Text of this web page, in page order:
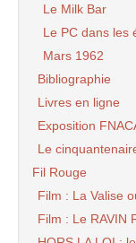
Le Milk Bar
Le PC dans les
Mars 1962
Bibliographie
Livres en ligne
Exposition
Le
Fil Rouge
Film : La Valise
Film : Le RAVIN